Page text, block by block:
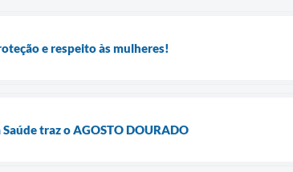
e respeito às mulheres!
traz o AGOSTO DOURADO